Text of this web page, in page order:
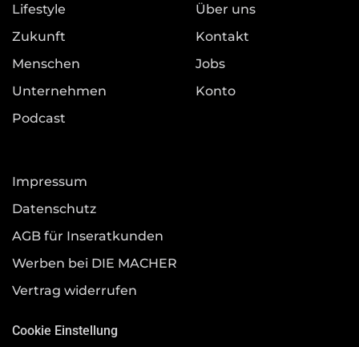
Lifestyle
Zukunft
Menschen
Unternehmen
Podcast
Über uns
Kontakt
Jobs
Konto
Impressum
Datenschutz
AGB für Inseratkunden
Werben bei DIE MACHER
Vertrag widerrufen
Cookie Einstellung